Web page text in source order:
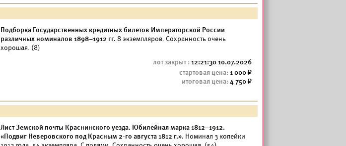
Подборка Государственных кредитных билетов Императорской России
различных номиналов 1898–1912 гг. 8 экземпляров. Сохранность очень
хорошая. (8)
12:21:30 10.07.2026
1 000
4 750
Лист Земской почты Краснинского уезда. Юбилейная марка 1812–1912.
«Подвиг Неверовского под Красным 2-го августа 1812 г.». Номинал 3 копейки